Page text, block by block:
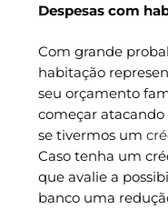
Despesas com
Com grande
habitação
seu orçamento
começar atacando
se tivermos um
Caso tenha um
que avalie a
banco uma